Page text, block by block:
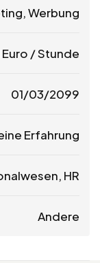
Werbung
Euro / Stunde
01/03/2099
Erfahrung
HR
Andere